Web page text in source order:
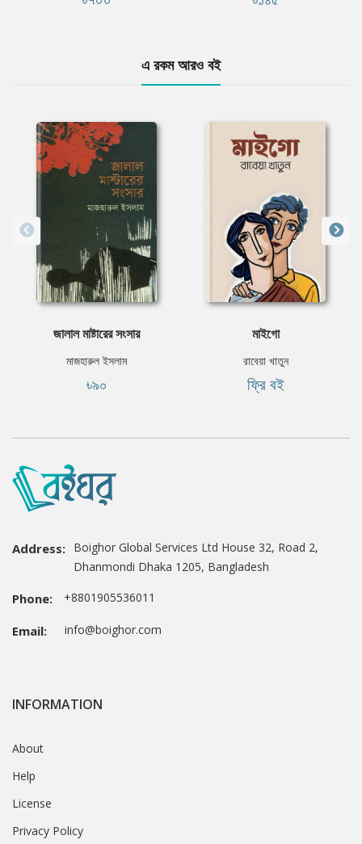
এ রকম আরও বই
জালাল মাষ্টারের সংসার
মাজহারুল ইসলাম
৳৯০
মাইগো
রাবেয়া খাতুন
ফ্রি বই
Address: Boighor Global Services Ltd House 32, Road 2,
Dhanmondi Dhaka 1205, Bangladesh
Phone: +8801905536011
Email: info@boighor.com
INFORMATION
About
Help
License
Privacy Policy